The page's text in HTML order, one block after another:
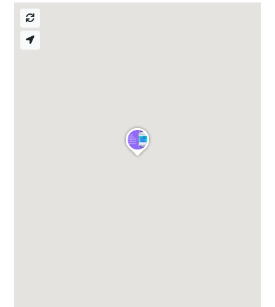
Privacy Policy